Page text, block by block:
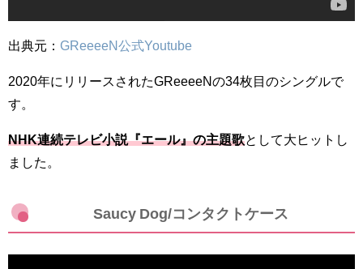
出典元： GReeeeN公式Youtube
2020年にリリースされたGReeeeNの34枚目のシングルで
す。
NHK連続テレビ小説『エール』の主題歌として大ヒットし
ました。
Saucy Dog/コンタクトケース